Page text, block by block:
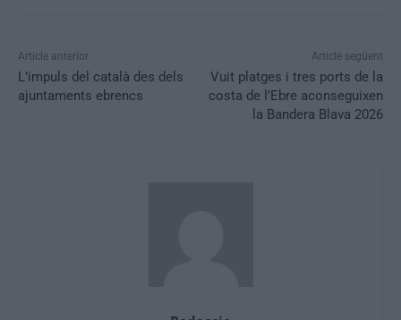
Article anterior
L’impuls del català des dels
ajuntaments ebrencs
Article següent
Vuit platges i tres ports de la
costa de l’Ebre aconseguixen
la Bandera Blava 2026